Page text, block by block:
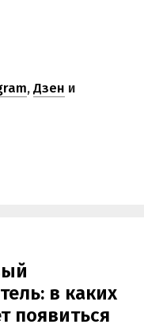
,Дзен и
в каких
появиться